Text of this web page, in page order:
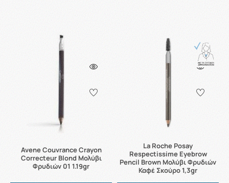
Avene Couvrance Crayon
Correcteur Blond Μολύβι
Φρυδιών 01 1.19gr
La Roche Posay
Respectissime Eyebrow
Pencil Brown Μολύβι Φρυδιών
Καφέ Σκούρο 1,3gr